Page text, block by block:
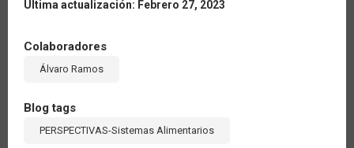
Última actualización: Febrero 27, 2023
Colaboradores
Álvaro Ramos
Blog tags
PERSPECTIVAS-Sistemas Alimentarios